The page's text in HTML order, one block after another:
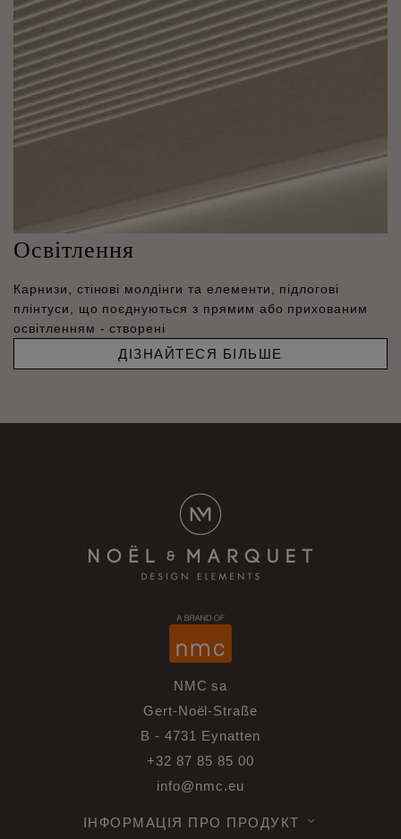
Освітлення
Карнизи, стінові молдінги та елементи, підлогові
плінтуси, що поєднуються з прямим або прихованим
освітленням - створені
ДІЗНАЙТЕСЯ БІЛЬШЕ
NMC sa
Gert-Noël-Straße
B - 4731 Eynatten
+32 87 85 85 00
info@nmc.eu
ІНФОРМАЦІЯ ПРО ПРОДУКТ